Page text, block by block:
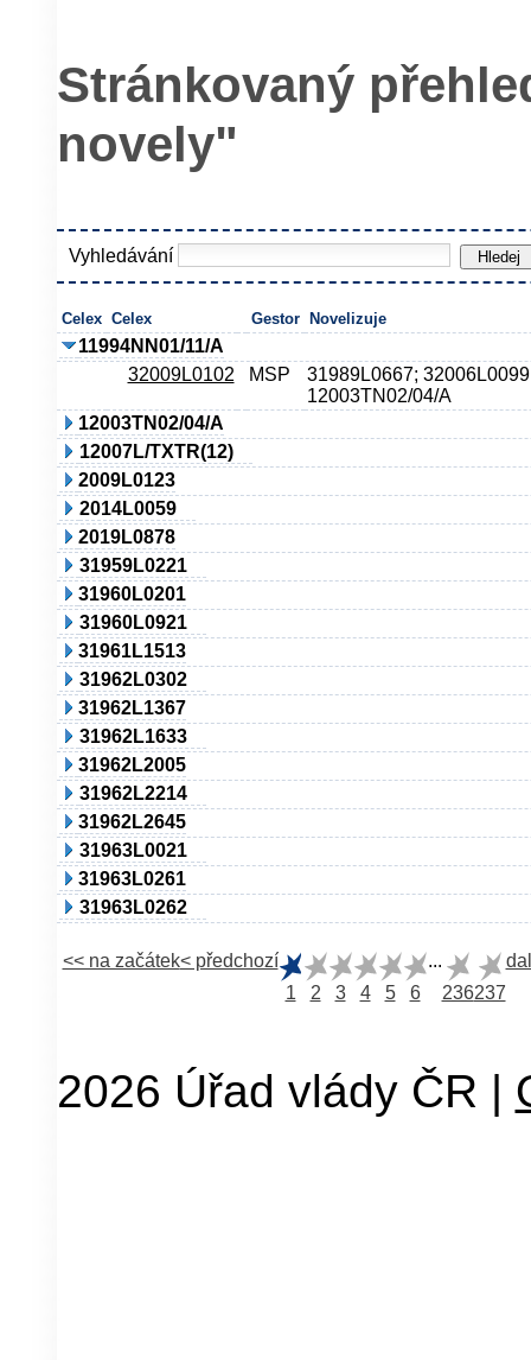
Stránkovaný
novely"
Vyhledávání
Celex Celex Gestor Novelizuje
11994NN01/11/A
32009L0102
MSP
31989L0667;
12003TN02/04/A
12003TN02/04/A
12007L/TXTR(12)
2009L0123
2014L0059
2019L0878
31959L0221
31960L0201
31960L0921
31961L1513
31962L0302
31962L1367
31962L1633
31962L2005
31962L2214
31962L2645
31963L0021
31963L0261
31963L0262
<< na začátek< předchozí
1
2 3 4 5 6
...
236237
2026 Úřad vlády ČR |